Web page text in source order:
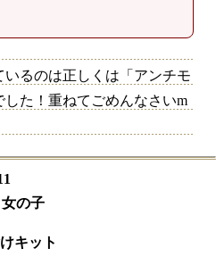
るのは正しくは「アンチモ
た！重ねてごめんなさいm
の子
キット